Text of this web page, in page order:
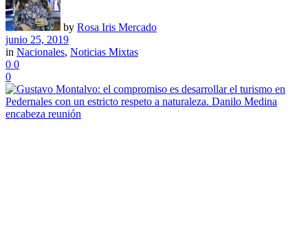
by Rosa Iris Mercado
junio 25, 2019
in Nacionales, Noticias Mixtas
0 0
0